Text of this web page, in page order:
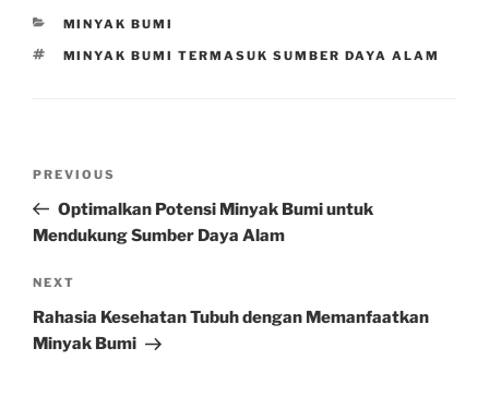
CATEGORIES
MINYAK BUMI
TAGS
MINYAK BUMI TERMASUK SUMBER DAYA ALAM
Previous
Post
PREVIOUS
Optimalkan Potensi Minyak Bumi untuk
Mendukung Sumber Daya Alam
Next
Post
NEXT
Rahasia Kesehatan Tubuh dengan Memanfaatkan
Minyak Bumi